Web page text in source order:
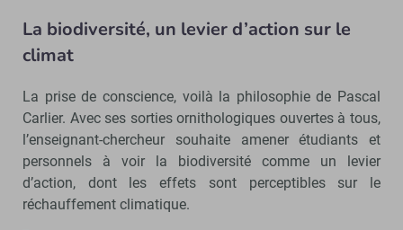
La biodiversité, un levier d’action sur le
climat
La prise de conscience, voilà la philosophie de Pascal
Carlier. Avec ses sorties ornithologiques ouvertes à tous,
l’enseignant-chercheur souhaite amener étudiants et
personnels à voir la biodiversité comme un levier
d’action, dont les effets sont perceptibles sur le
réchauffement climatique.